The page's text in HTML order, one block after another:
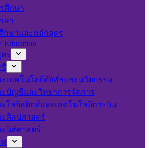
ศึกษา
ษา
กษาและหลักสูตร
Education
ร
เทคโนโลยีดิจิทัลและนวัตกรรม
บัญชีและวิทยาการจัดการ
โลจิสติกส์และเทคโนโลยีการบิน
ศิลปศาสตร์
นิติศาสตร์